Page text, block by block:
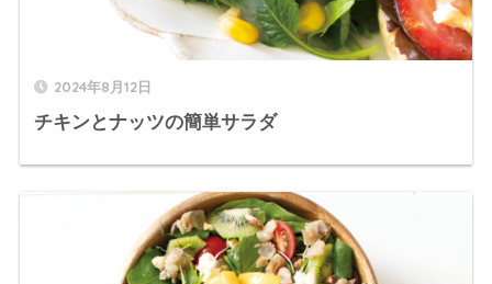
2024年8月12日
チキンとナッツの簡単サラダ